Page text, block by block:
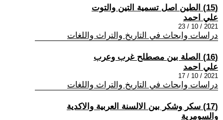
(15) الطين اصل تسمية التين والتوت
علي احمد
2021 / 10 / 23
دراسات وابحاث في التاريخ والتراث واللغات
(16) الصلة بين مصطلح غرب وعرب
علي احمد
2021 / 10 / 17
دراسات وابحاث في التاريخ والتراث واللغات
(17) سكر وشكر بين الالسنة العربية والاكدية
والسومرية